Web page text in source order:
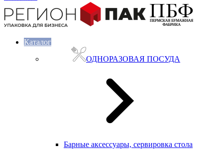
Каталог
ОДНОРАЗОВАЯ ПОСУДА
Барные аксессуары, сервировка стола